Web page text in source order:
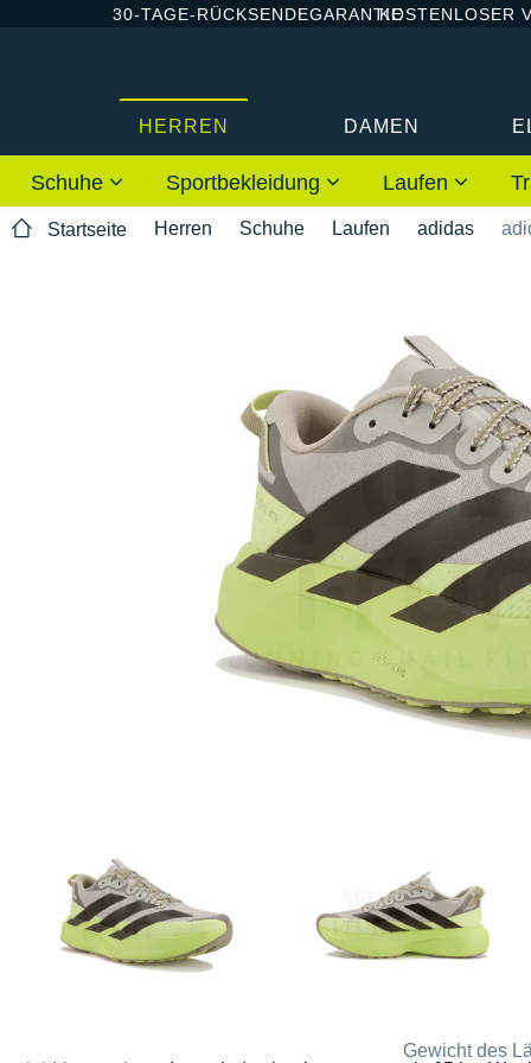
30-TAGE-RÜCKSENDEGARANTIEKOSTENLOSER
HERREN DAMEN
Schuhe Sportbekleidung Laufen
Startseite Herren Schuhe Laufen adidas
Gewicht des